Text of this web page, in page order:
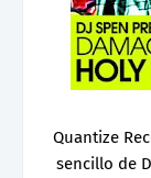
Quantize
sencillo de